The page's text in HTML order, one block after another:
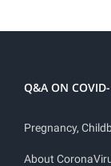
Q&A ON
Pregnancy,
About